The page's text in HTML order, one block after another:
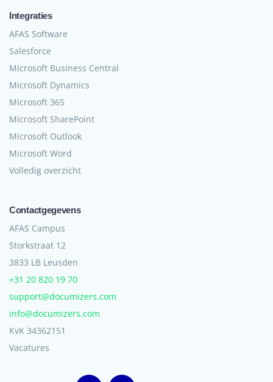
Integraties
AFAS Software
Salesforce
Microsoft Business Central
Microsoft Dynamics
Microsoft 365
Microsoft SharePoint
Microsoft Outlook
Microsoft Word
Volledig overzicht
Contactgegevens
AFAS Campus
Storkstraat 12
3833 LB Leusden
+31 20 820 19 70
support@documizers.com
info@documizers.com
KvK 34362151
Vacatures